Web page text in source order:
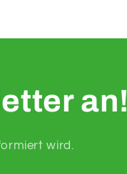
an!
wird.